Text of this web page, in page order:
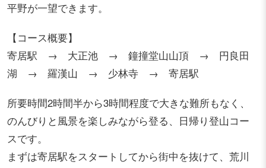
平野が一望できます。
【コース概要】
寄居駅 → 大正池 → 鐘撞堂山山頂 → 円良田
湖 → 羅漢山 → 少林寺 → 寄居駅
所要時間2時間半から3時間程度で大きな難所もなく、
のんびりと風景を楽しみながら登る、日帰り登山コー
スです。
まずは寄居駅をスタートしてから街中を抜けて、荒川